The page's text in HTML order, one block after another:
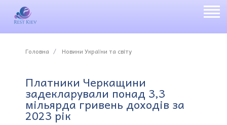
Головна Новини України та світу
Платники Черкащини
задекларували понад 3,3
мільярда гривень доходів за
2023 рік